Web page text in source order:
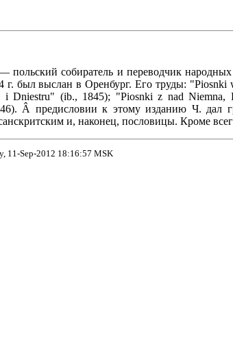
польский собиратель и переводчик
г. был выслан в Оренбург. Его труды:
i Dniestru" (ib., 1845); "Piosnki z nad Niemna,
Â предисловии к этому изданию Ч. дал
и, наконец, пословицы. Кроме
11-Sep-2012 18:16:57 MSK